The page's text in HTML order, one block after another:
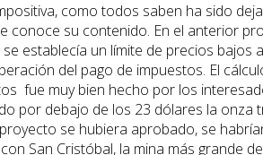
como todos saben ha sido
conoce su contenido. En el anterior
establecía un límite de precios bajos
del pago de impuestos. El
fue muy bien hecho por los
por debajo de los 23 dólares la onza
se hubiera aprobado, se
San Cristóbal, la mina más grande